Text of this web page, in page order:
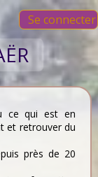
Se connecter
ce qui est en
et retrouver du
près de 20